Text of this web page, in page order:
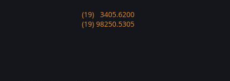
(19) 3405.6200
(19) 98250.5305